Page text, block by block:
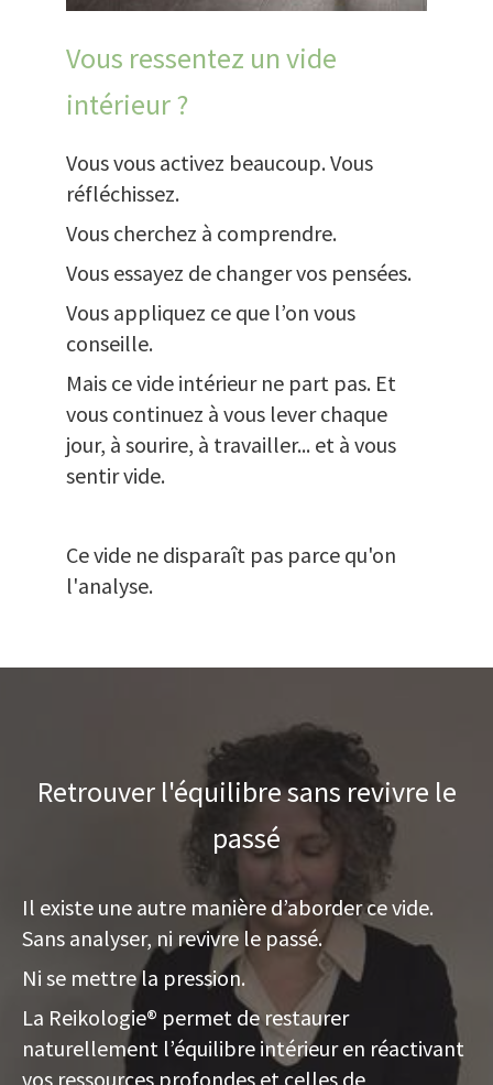
Vous ressentez un vide
intérieur ?
Vous vous activez beaucoup. Vous
réfléchissez.
Vous cherchez à comprendre.
Vous essayez de changer vos pensées.
Vous appliquez ce que l’on vous
conseille.
Mais ce vide intérieur ne part pas. Et
vous continuez à vous lever chaque
jour, à sourire, à travailler... et à vous
sentir vide.
Ce vide ne disparaît pas parce qu'on
l'analyse.
Retrouver l'équilibre sans revivre le
passé
Il existe une autre manière d’aborder ce vide.
Sans analyser, ni revivre le passé.
Ni se mettre la pression.
La Reikologie® permet de restaurer
naturellement l’équilibre intérieur en réactivant
vos ressources profondes et celles de